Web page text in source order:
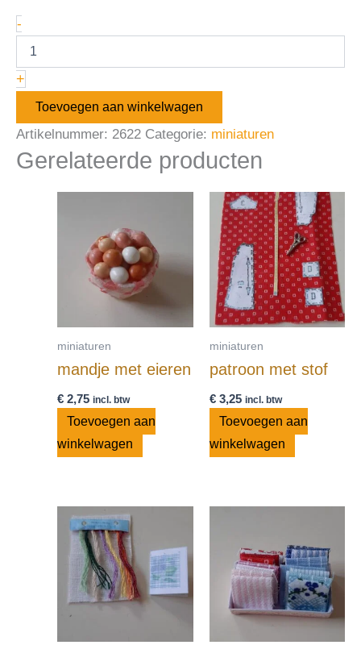
-
+
Toevoegen aan winkelwagen
Artikelnummer: 2622 Categorie: miniaturen
Gerelateerde producten
miniaturen
mandje met eieren
€ 2,75 incl. btw
Toevoegen aan
winkelwagen
miniaturen
patroon met stof
€3,25 incl. btw
Toevoegen aan
winkelwagen